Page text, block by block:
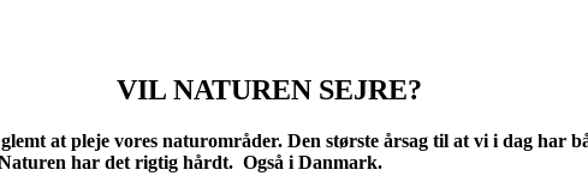
VIL NATUREN SEJRE?
at pleje vores naturområder. Den største årsag til at vi i dag har
har det rigtig hårdt. Også i Danmark.